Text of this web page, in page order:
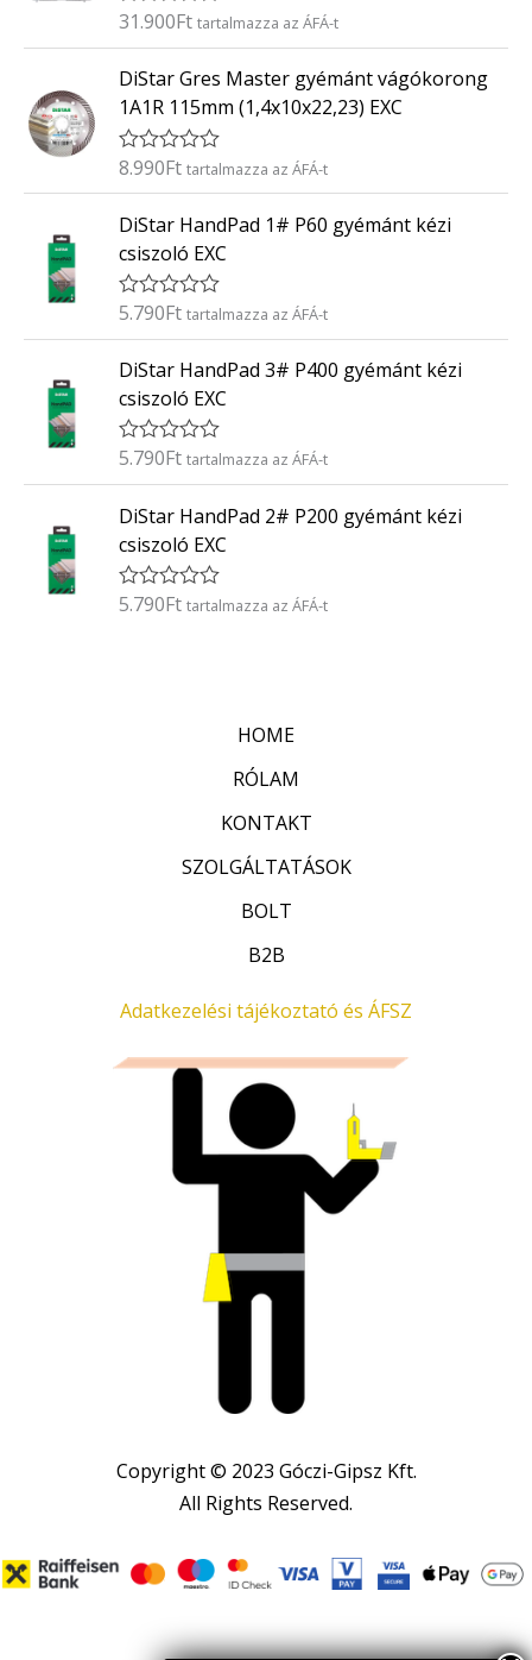
s
:
/
5
É
é
k
e
l
é
s
:
/
5
31.900Ft tartalmazza az ÁFÁ-t
DiStar Gres Master gyémánt vágókorong
1A1R 115mm (1,4x10x22,23) EXC
É
é
e
l
é
s
:
/
5
8.990Ft tartalmazza az ÁFÁ-t
DiStar HandPad 1# P60 gyémánt kézi
csiszoló EXC
É
é
e
l
s
:
/
5
5.790Ft tartalmazza az ÁFÁ-t
DiStar HandPad 3# P400 gyémánt kézi
csiszoló EXC
É
é
e
l
é
s
5.790Ft tartalmazza az ÁFÁ-t
DiStar HandPad 2# P200 gyémánt kézi
csiszoló EXC
É
5.790Ft tartalmazza az ÁFÁ-t
HOME
RÓLAM
KONTAKT
SZOLGÁLTATÁSOK
BOLT
B2B
Adatkezelési tájékoztató és ÁFSZ
Copyright © 2023 Góczi-Gipsz Kft.
All Rights Reserved.